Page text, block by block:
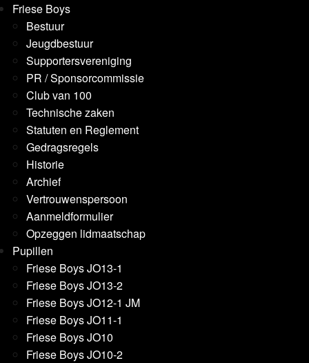
Friese Boys
Bestuur
Jeugdbestuur
Supportersvereniging
PR / Sponsorcommissie
Club van 100
Technische zaken
Statuten en Reglement
Gedragsregels
Historie
Archief
Vertrouwenspersoon
Aanmeldformulier
Opzeggen lidmaatschap
Pupillen
Friese Boys JO13-1
Friese Boys JO13-2
Friese Boys JO12-1 JM
Friese Boys JO11-1
Friese Boys JO10
Friese Boys JO10-2